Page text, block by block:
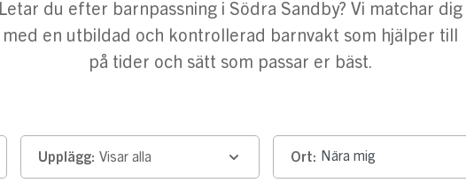
Letar du efter barnpassning i Södra Sandby? Vi matchar dig
med en utbildad och kontrollerad barnvakt som hjälper till
på tider och sätt som passar er bäst.
Upplägg: Visar alla Ort: